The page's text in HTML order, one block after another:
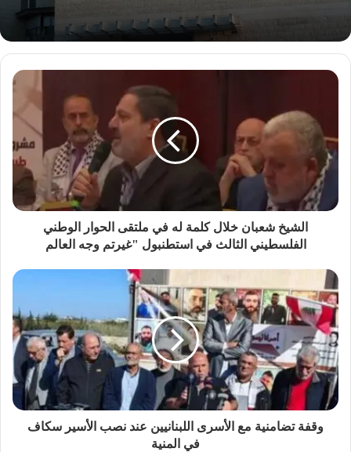
الشيخ شعبان خلال كلمة له في ملتقى الحوار الوطني
الفلسطيني الثالث في استطنبول "غيرتم وجه العالم
وقفة تضامنية مع الأسرى اللبنانيين عند نصب الأسير سكاف
في المنية